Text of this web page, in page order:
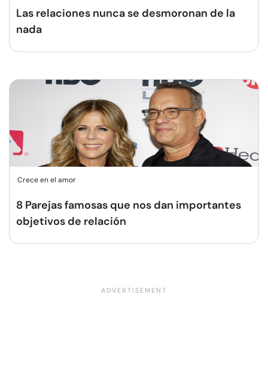
Las relaciones nunca se desmoronan de la
nada
Crece en el amor
8 Parejas famosas que nos dan importantes
objetivos de relación